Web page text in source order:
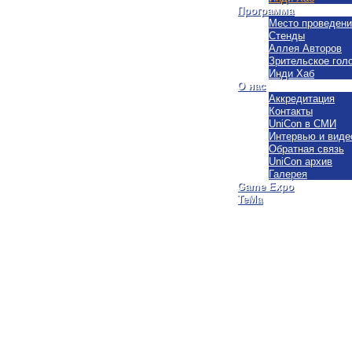
Программа
Место
Стенды
Аллея Авторов
Зрительское
Инди Хаб
О нас
Аккредитация
Контакты
UniCon в СМИ
Интервью и
Обратная связь
UniCon архив
Галерея
Game Expo
ТеМа